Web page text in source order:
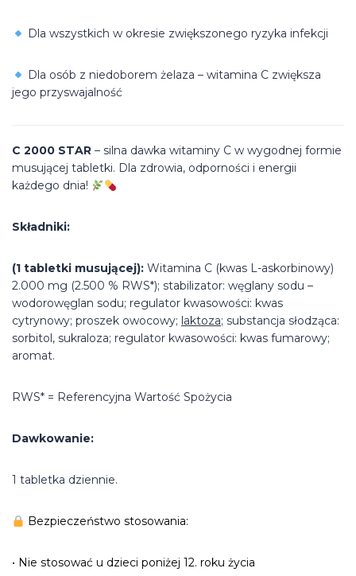
Dla wszystkich w okresie zwiększonego ryzyka infekcji
Dla osób z niedoborem żelaza – witamina C zwiększa
jego przyswajalność
C 2000 STAR – silna dawka witaminy C w wygodnej formie
musującej tabletki. Dla zdrowia, odporności i energii
każdego dnia!
Składniki:
(1 tabletki musującej): Witamina C (kwas L-askorbinowy)
2.000 mg (2.500 % RWS*); stabilizator: węglany sodu –
wodorowęglan sodu; regulator kwasowości: kwas
cytrynowy; proszek owocowy; laktoza; substancja słodząca:
sorbitol, sukraloza; regulator kwasowości: kwas fumarowy;
aromat.
RWS* = Referencyjna Wartość Spożycia
Dawkowanie:
1 tabletka dziennie.
Bezpieczeństwo stosowania:
• Nie stosować u dzieci poniżej 12. roku życia